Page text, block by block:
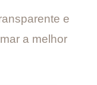
e
a melhor